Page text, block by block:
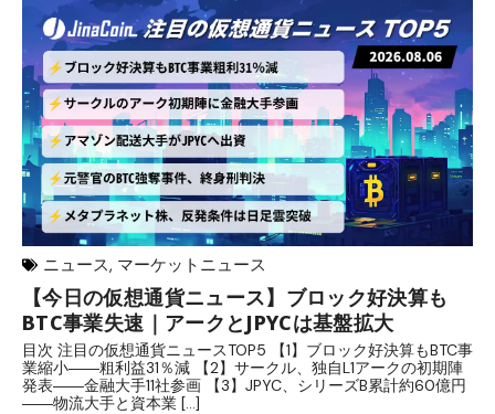
ニュース, マーケットニュース
【今日の仮想通貨ニュース】ブロック好決算も
BTC事業失速｜アークとJPYCは基盤拡大
目次 注目の仮想通貨ニュースTOP5 【1】ブロック好決算もBTC事
業縮小――粗利益31％減 【2】サークル、独自L1アークの初期陣
発表――金融大手11社参画 【3】JPYC、シリーズB累計約60億円
――物流大手と資本業 […]